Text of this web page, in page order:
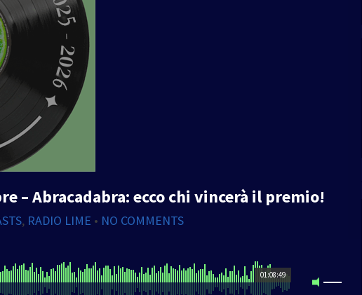
– Abracadabra: ecco chi vincerà il premio!
, RADIO LIME • NO COMMENTS
01:08:49